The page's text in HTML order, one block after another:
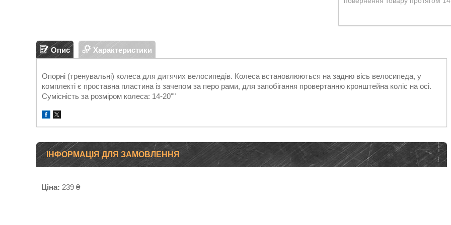
Опис Характеристики
Опорні (тренувальні) колеса для дитячих велосипедів. Колеса встановлюються на задню вісь велосипеда, у
комплекті є проставна пластина із зачепом за перо рами, для запобігання провертанню кронштейна коліс на осі.
Сумісність за розміром колеса: 14-20""
ІНФОРМАЦІЯ ДЛЯ ЗАМОВЛЕННЯ
Ціна: 239 ₴